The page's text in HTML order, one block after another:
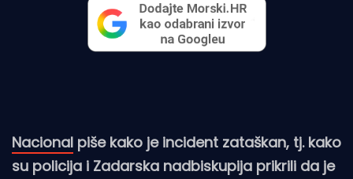
Nacional piše kako je incident zataškan, tj. kako
su policija i Zadarska nadbiskupija prikrili da je